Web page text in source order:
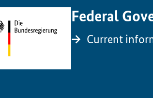
Federal
Current